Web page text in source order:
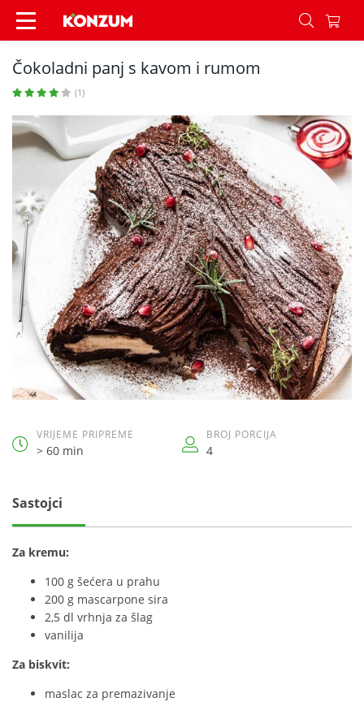
Čokoladni panj s kavom i rumom - Recepti -
Čokoladni panj s kavom i rumom
(1)
VRIJEME PRIPREME
> 60 min
BROJ PORCIJA
4
Sastojci
Za kremu:
100 g šećera u prahu
200 g mascarpone sira
2,5 dl vrhnja za šlag
vanilija
Za biskvit:
maslac za premazivanje